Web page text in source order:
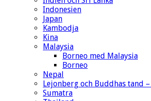
Indonesien
Japan
Kambodja
Kina
Malaysia
Borneo med Malaysia
Borneo
Nepal
Lejonberg och Buddhas tand
Sumatra